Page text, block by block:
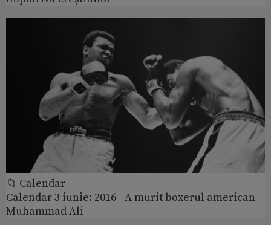
📁 Calendar
Calendar 3 iunie: 2016 - A murit boxerul american
Muhammad Ali